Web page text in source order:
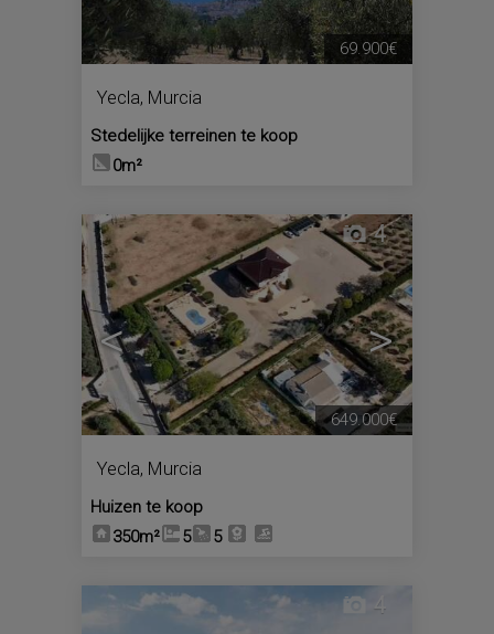
Yecla, Murcia
Stedelijke terreinen te koop
0m²
69.900€
< >
4
Yecla, Murcia
Huizen te koop
350m²
5 5
649.000€
4